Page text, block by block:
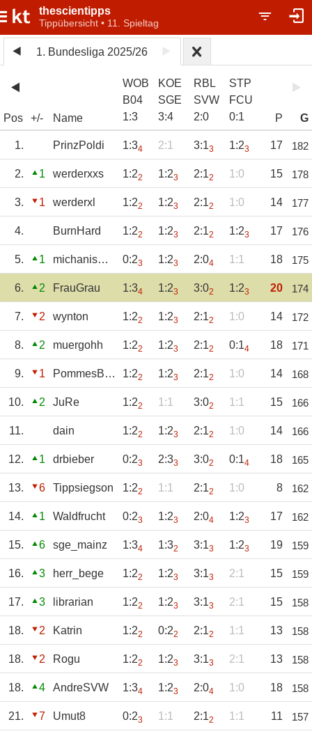
thescientipps
Tippübersicht • 11. Spieltag
1. Bundesliga 2025/26
Pos +/- Name
WOB
B04
1:3
KOE
SGE
3:4
RBL
SVW
2:0
STP
FCU
0:1 P G
1. PrinzPoldi 1:34 2:1 3:13 1:23 17 182
2. 1 werderxxs 1:22 1:23 2:12 1:0 15 178
3. 1 werderxl 1:22 1:23 2:12 1:0 14 177
4. BurnHard 1:22 1:23 2:12 1:23 17 176
5. 1 michanismus 0:23 1:23 2:04 1:1 18 175
6. 2 FrauGrau 1:34 1:23 3:02 1:23 20 174
7. 2 wynton 1:22 1:23 2:12 1:0 14 172
8. 2 muergohh 1:22 1:23 2:12 0:14 18 171
9. 1 PommesBratzek 1:22 1:23 2:12 1:0 14 168
10. 2 JuRe 1:22 1:1 3:02 1:1 15 166
11. dain 1:22 1:23 2:12 1:0 14 166
12. 1 drbieber 0:23 2:33 3:02 0:14 18 165
13. 6 Tippsiegson 1:22 1:1 2:12 1:0 8 162
14. 1 Waldfrucht 0:23 1:23 2:04 1:23 17 162
15. 6 sge_mainz 1:34 1:32 3:13 1:23 19 159
16. 3 herr_bege 1:22 1:23 3:13 2:1 15 159
17. 3 librarian 1:22 1:23 3:13 2:1 15 158
18. 2 Katrin 1:22 0:22 2:12 1:1 13 158
18. 2 Rogu 1:22 1:23 3:13 2:1 13 158
18. 4 AndreSVW 1:34 1:23 2:04 1:0 18 158
21. 7 Umut8 0:23 1:1 2:12 1:1 11 157